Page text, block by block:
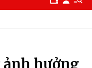
ảnh hưởng